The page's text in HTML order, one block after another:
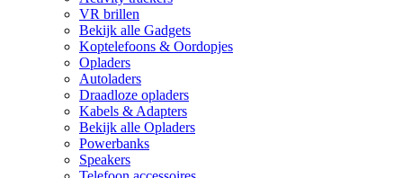
VR brillen
Bekijk alle Gadgets
Koptelefoons & Oordopjes
Opladers
Autoladers
Draadloze opladers
Kabels & Adapters
Bekijk alle Opladers
Powerbanks
Speakers